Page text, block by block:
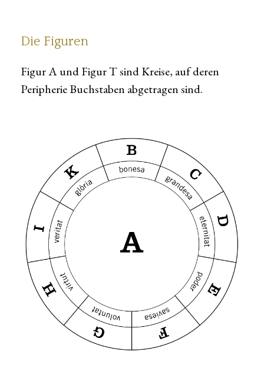
Die Figuren
Figur A und Figur T sind Kreise, auf deren
Peripherie Buchstaben abgetragen sind.